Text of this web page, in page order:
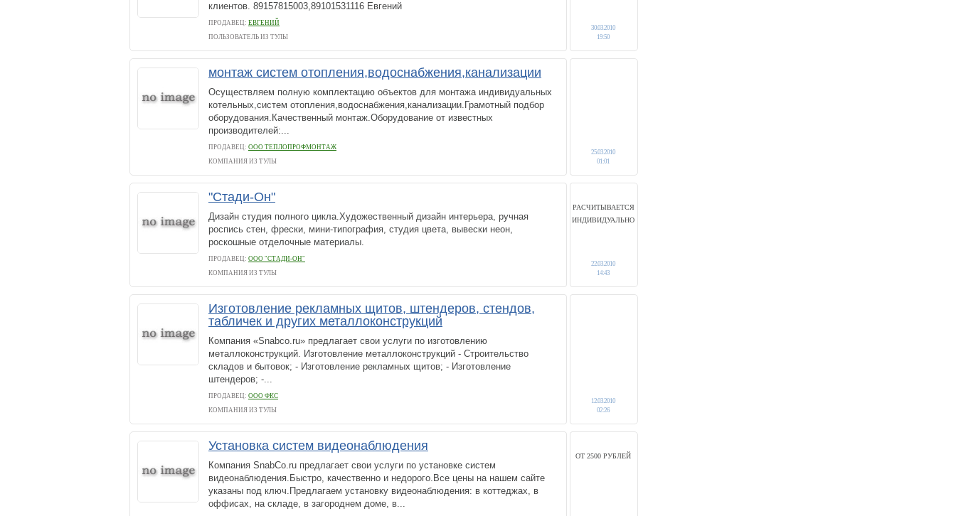
клиентов. 89157815003,89101531116 Евгений
ПРОДАВЕЦ: ЕВГЕНИЙ
ПОЛЬЗОВАТЕЛЬ ИЗ ТУЛЫ
30.03.2010
19:50
монтаж систем отопления,водоснабжения,канализации
Осуществляем полную комплектацию объектов для монтажа индивидуальных
котельных,систем отопления,водоснабжения,канализации.Грамотный подбор
оборудования.Качественный монтаж.Оборудование от известных
производителей:...
ПРОДАВЕЦ: ООО ТЕПЛОПРОФМОНТАЖ
КОМПАНИЯ ИЗ ТУЛЫ
25.03.2010
01:01
"Стади-Он"
Дизайн студия полного цикла.Художественный дизайн интерьера, ручная
роспись стен, фрески, мини-типография, студия цвета, вывески неон,
роскошные отделочные материалы.
ПРОДАВЕЦ: ООО "СТАДИ-ОН"
КОМПАНИЯ ИЗ ТУЛЫ
РАСЧИТЫВАЕТСЯ
ИНДИВИДУАЛЬНО
22.03.2010
14:43
Изготовление рекламных щитов, штендеров, стендов,
табличек и других металлоконструкций
Компания «Snabco.ru» предлагает свои услуги по изготовлению
металлоконструкций. Изготовление металлоконструкций - Строительство
складов и бытовок; - Изготовление рекламных щитов; - Изготовление
штендеров; -...
ПРОДАВЕЦ: ООО ФКС
КОМПАНИЯ ИЗ ТУЛЫ
12.03.2010
02:26
Установка систем видеонаблюдения
Компания SnabCo.ru предлагает свои услуги по установке систем
видеонаблюдения.Быстро, качественно и недорого.Все цены на нашем сайте
указаны под ключ.Предлагаем установку видеонаблюдения: в коттеджах, в
оффисах, на складе, в загороднем доме, в...
ОТ 2500 РУБЛЕЙ